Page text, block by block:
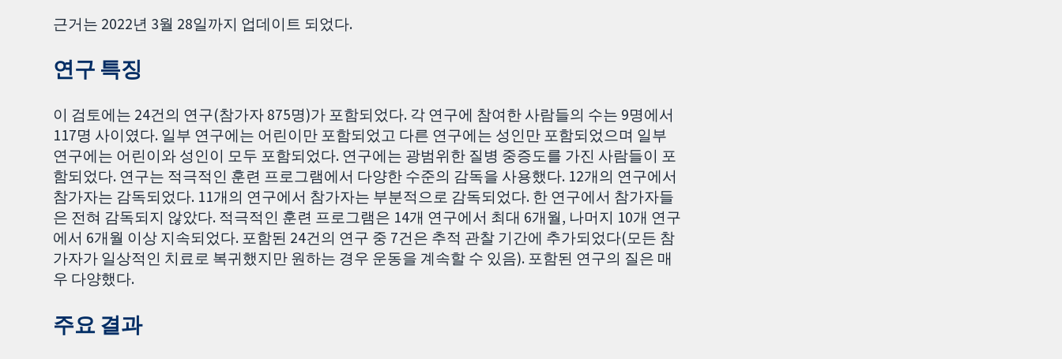
근거는 2022년 3월 28일까지 업데이트 되었다.
연구 특징
이 검토에는 24건의 연구(참가자 875명)가 포함되었다. 각 연구에 참여한 사람들의 수는 9명에서
117명 사이였다. 일부 연구에는 어린이만 포함되었고 다른 연구에는 성인만 포함되었으며 일부
연구에는 어린이와 성인이 모두 포함되었다. 연구에는 광범위한 질병 중증도를 가진 사람들이 포
함되었다. 연구는 적극적인 훈련 프로그램에서 다양한 수준의 감독을 사용했다. 12개의 연구에서
참가자는 감독되었다. 11개의 연구에서 참가자는 부분적으로 감독되었다. 한 연구에서 참가자들
은 전혀 감독되지 않았다. 적극적인 훈련 프로그램은 14개 연구에서 최대 6개월, 나머지 10개 연구
에서 6개월 이상 지속되었다. 포함된 24건의 연구 중 7건은 추적 관찰 기간에 추가되었다(모든 참
가자가 일상적인 치료로 복귀했지만 원하는 경우 운동을 계속할 수 있음). 포함된 연구의 질은 매
우 다양했다.
주요 결과